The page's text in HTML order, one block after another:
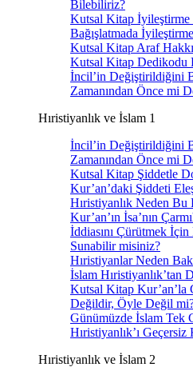
Bilebiliriz?
Kutsal Kitap İyileştirme
Bağışlatmada
Kutsal Kitap Araf
Kutsal Kitap Dedikodu
İncil’in Değiştirildiğini
Zamanından Önce mi
Hıristiyanlık ve İslam 1
İncil’in Değiştirildiğini
Zamanından Önce mi
Kutsal Kitap Şiddetle
Kur’an’daki Şiddeti
Hıristiyanlık Neden
Kur’an’ın İsa’nın
İddiasını Çürütmek
Sunabilir misiniz?
Hıristiyanlar Neden
İslam Hıristiyanlık’tan
Kutsal Kitap
Değildir, Öyle Değil
Günümüzde İslam Tek
Hıristiyanlık’ı Geçersiz
Hıristiyanlık ve İslam 2